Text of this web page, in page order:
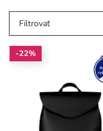
Filtrovať
-22%